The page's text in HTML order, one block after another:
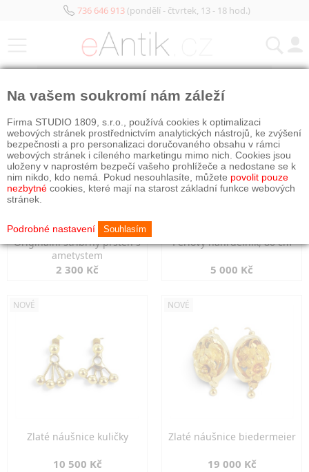
736 646 913(pondělí - čtvrtek, 13 - 18 hod.)
Originální stříbrný prsten s
ametystem
2 300 Kč
Perlový náhrdelník, 80 cm
5 000 Kč
NOVÉ
Zlaté náušnice kuličky
10 500 Kč
NOVÉ
Zlaté náušnice biedermeier
19 000 Kč
Na vašem soukromí nám záleží
Firma STUDIO 1809, s.r.o., používá cookies k optimalizaci
webových stránek prostřednictvím analytických nástrojů, ke zvýšení
bezpečnosti a pro personalizaci doručovaného obsahu v rámci
webových stránek i cíleného marketingu mimo nich. Cookies jsou
uloženy v naprostém bezpečí vašeho prohlížeče a nedostane se k
nim nikdo, kdo nemá. Pokud nesouhlasíte, můžete povolit pouze
nezbytné cookies, které mají na starost základní funkce webových
stránek.
Podrobné nastavení Souhlasím